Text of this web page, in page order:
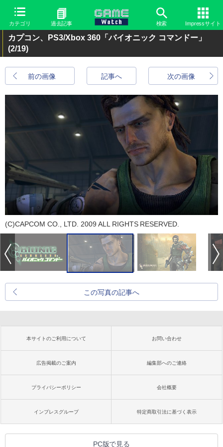
カテゴリ 過去記事 検索 Impressサイト
カプコン、PS3/Xbox 360「バイオニック コマンドー」
(2/19)
前の画像 次の画像
記事へ
(C)CAPCOM CO., LTD. 2009 ALL RIGHTS RESERVED.
この写真の記事へ
本サイトのご利用について お問い合わせ
広告掲載のご案内 編集部へのご連絡
プライバシーポリシー 会社概要
インプレスグループ 特定商取引法に基づく表示
PC版で見る